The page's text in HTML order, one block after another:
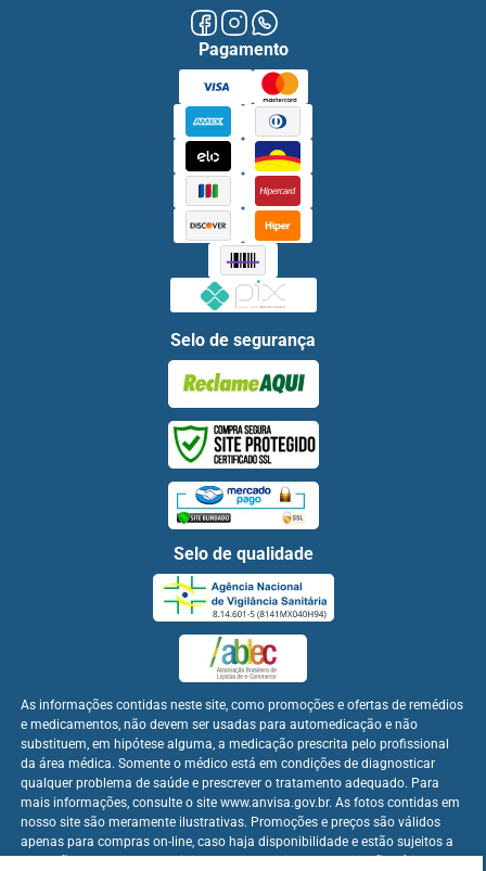
Pagamento
Selo de segurança
Selo de qualidade
As informações contidas neste site, como promoções e ofertas de remédios
e medicamentos, não devem ser usadas para automedicação e não
substituem, em hipótese alguma, a medicação prescrita pelo profissional
da área médica. Somente o médico está em condições de diagnosticar
qualquer problema de saúde e prescrever o tratamento adequado. Para
mais informações, consulte o site www.anvisa.gov.br. As fotos contidas em
nosso site são meramente ilustrativas. Promoções e preços são válidos
apenas para compras on-line, caso haja disponibilidade e estão sujeitos a